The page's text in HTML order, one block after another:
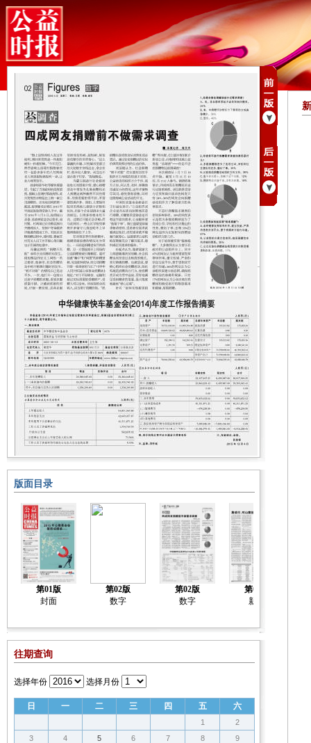
版面目录
第01版
封面
第02版
数字
第02版
数字
第03版
新闻
往期查询
选择年份 选择月份
日 一 二 三 四 五 六
1
2
3
4 5 6 7 8
9